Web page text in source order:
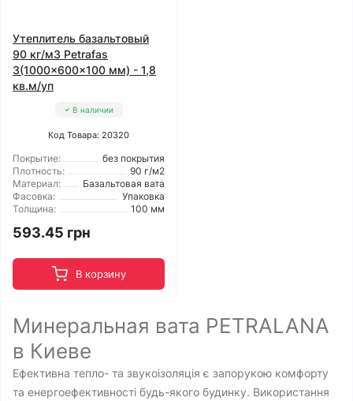
Утеплитель базальтовый
90 кг/м3 Petrafas
3(1000x600x100 мм) - 1,8
кв.м/уп
В наличии
Код Товара: 20320
Покрытие:
без покрытия
Плотность:
90 г/м2
Материал:
Базальтовая вата
Фасовка:
Упаковка
Толщина:
100 мм
593.45 грн
В корзину
Минеральная вата PETRALANA
в Киеве
Ефективна тепло- та звукоізоляція є запорукою комфорту
та енергоефективності будь-якого будинку. Використання